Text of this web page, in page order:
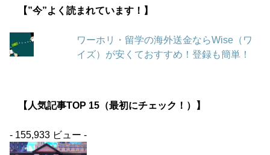
【”今”よく読まれています！】
ワーホリ・留学の海外送金ならWise（ワ
イズ）が安くておすすめ！登録も簡単！
【人気記事TOP 15（最初にチェック！）】
- 155,933 ビュー -